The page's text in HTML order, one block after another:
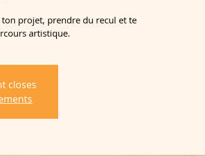
projet, prendre du recul et te
artistique.
closes